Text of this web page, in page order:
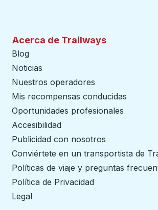
Acerca de Trailways
Blog
Noticias
Nuestros operadores
Mis recompensas conducidas
Oportunidades profesionales
Accesibilidad
Publicidad con nosotros
Conviértete en un transportista de
Políticas de viaje y preguntas
Política de Privacidad
Legal